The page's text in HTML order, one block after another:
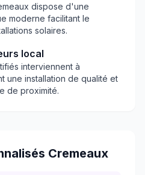
dispose d'une
moderne facilitant le
solaires.
local
interviennent à
une installation de qualité et
de proximité.
Cremeaux